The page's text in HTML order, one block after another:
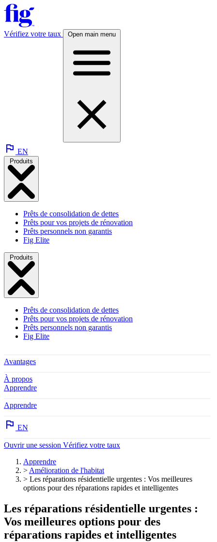
Vérifiez votre taux Open main menu
EN
Prêts de consolidation de dettes
Prêts pour vos projets de rénovation
Prêts personnels non garantis
Fig Elite
Prêts de consolidation de dettes
Prêts pour vos projets de rénovation
Prêts personnels non garantis
Fig Elite
Avantages
À propos
Apprendre
Apprendre
EN
Ouvrir une session Vérifiez votre taux
Apprendre
> Amélioration de l'habitat
> Les réparations résidentielle urgentes : Vos meilleures
options pour des réparations rapides et intelligentes
Les réparations résidentielle urgentes :
Vos meilleures options pour des
réparations rapides et intelligentes